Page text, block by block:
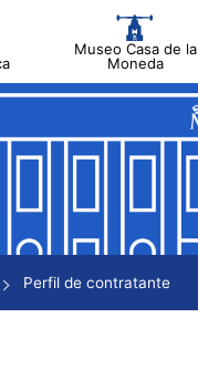
Museo Casa de la
Moneda
Perfil de contratante